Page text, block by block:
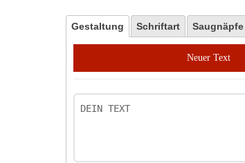
Gestaltung Schriftart Saugnäpfe
Neuer Text